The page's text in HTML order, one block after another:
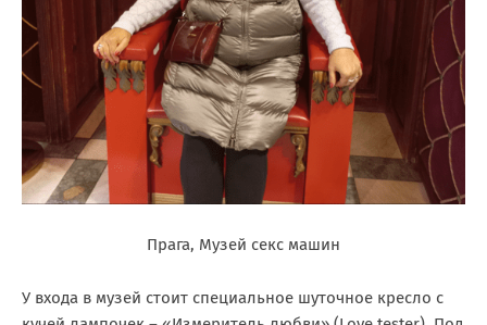
Прага, Музей секс машин
У входа в музей стоит специальное шуточное кресло с